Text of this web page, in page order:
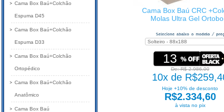
Cama Box Baú CRC
Molas Ultra Gel
13
De: R$ 2.986,00
10x de
Hoje +10% de desconto
R$2.334,60
à vista no pix
Cama Box Baú+Colchão
Espuma D45
Cama Box Baú+Colchão
Espuma D33
Cama Box Baú+Colchão
Ortopédico
Cama Box Baú+Colchão
Anatômico
Cama Box Baú